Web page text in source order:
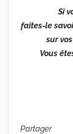
Si
faites-le
sur
Vous
Partager